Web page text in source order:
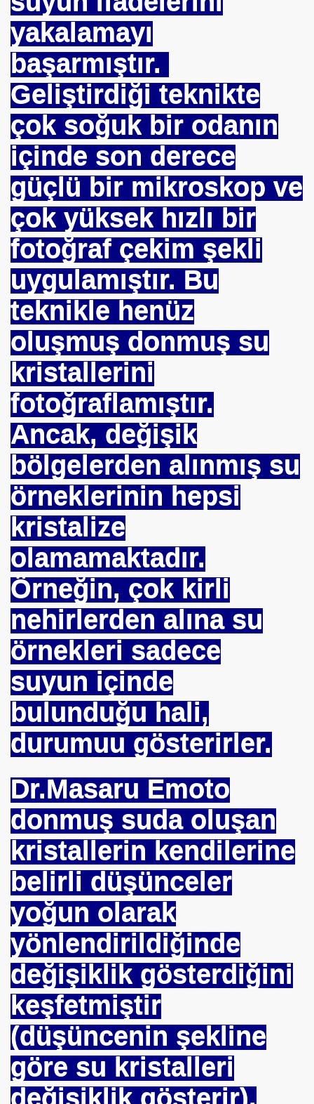
yakalamayı
başarmıştır.
Geliştirdiği teknikte
çok soğuk bir odanın
içinde son derece
güçlü bir mikroskop ve
çok yüksek hızlı bir
fotoğraf çekim şekli
uygulamıştır. Bu
teknikle henüz
oluşmuş donmuş su
kristallerini
fotoğraflamıştır.
Ancak, değişik
bölgelerden alınmış su
örneklerinin hepsi
kristalize
olamamaktadır.
Örneğin, çok kirli
nehirlerden alına su
örnekleri sadece
suyun içinde
bulunduğu hali,
durumuu gösterirler.
Dr.Masaru Emoto
donmuş suda oluşan
kristallerin kendilerine
belirli düşünceler
yoğun olarak
yönlendirildiğinde
değişiklik gösterdiğini
keşfetmiştir
(düşüncenin şekline
göre su kristalleri
değişiklik gösterir).
ÇELİK
EROĞLU
DİNÇER
Oturan TekProf. Maliye Bakanı
ERDEMi
?
VAKFI